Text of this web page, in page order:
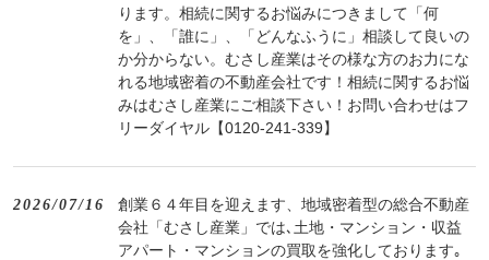
ります。相続に関するお悩みにつきまして「何
を」、「誰に」、「どんなふうに」相談して良いの
か分からない。むさし産業はその様な方のお力にな
れる地域密着の不動産会社です！相続に関するお悩
みはむさし産業にご相談下さい！お問い合わせはフ
リーダイヤル【0120-241-339】
2026/07/16
創業６４年目を迎えます、地域密着型の総合不動産
会社「むさし産業」では､土地・マンション・収益
アパート・マンションの買取を強化しております｡